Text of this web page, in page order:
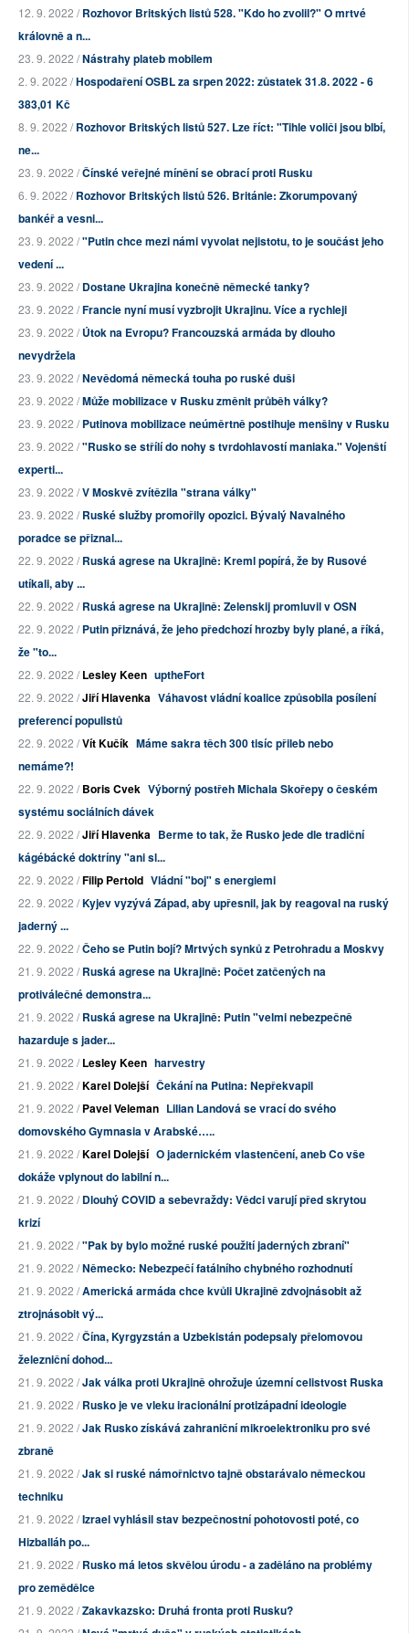
12. 9. 2022 /Rozhovor Britských listů 528. "Kdo ho zvolil?" O mrtvé
královně a n...
23. 9. 2022 /Nástrahy plateb mobilem
2. 9. 2022 /Hospodaření OSBL za srpen 2022: zůstatek 31.8. 2022 - 6
383,01 Kč
8. 9. 2022 /Rozhovor Britských listů 527. Lze říct: "Tihle voliči jsou blbí,
ne...
23. 9. 2022 /Čínské veřejné mínění se obrací proti Rusku
6. 9. 2022 /Rozhovor Britských listů 526. Británie: Zkorumpovaný
bankéř a vesni...
23. 9. 2022 /"Putin chce mezi námi vyvolat nejistotu, to je součást jeho
vedení ...
23. 9. 2022 /Dostane Ukrajina konečně německé tanky?
23. 9. 2022 /Francie nyní musí vyzbrojit Ukrajinu. Více a rychleji
23. 9. 2022 /Útok na Evropu? Francouzská armáda by dlouho
nevydržela
23. 9. 2022 /Nevědomá německá touha po ruské duši
23. 9. 2022 /Může mobilizace v Rusku změnit průběh války?
23. 9. 2022 /Putinova mobilizace neúměrtně postihuje menšiny v Rusku
23. 9. 2022 /"Rusko se střílí do nohy s tvrdohlavostí maniaka." Vojenští
experti...
23. 9. 2022 /V Moskvě zvítězila "strana války"
23. 9. 2022 /Ruské služby promořily opozici. Bývalý Navalného
poradce se přiznal...
22. 9. 2022 /Ruská agrese na Ukrajině: Kreml popírá, že by Rusové
utíkali, aby ...
22. 9. 2022 /Ruská agrese na Ukrajině: Zelenskij promluvil v OSN
22. 9. 2022 /Putin přiznává, že jeho předchozí hrozby byly plané, a říká,
že "to...
22. 9. 2022 /Lesley Keen uptheFort
22. 9. 2022 /Jiří Hlavenka Váhavost vládní koalice způsobila posílení
preferencí populistů
22. 9. 2022 /Vít Kučík Máme sakra těch 300 tisíc přileb nebo
nemáme?!
22. 9. 2022 /Boris Cvek Výborný postřeh Michala Skořepy o českém
systému sociálních dávek
22. 9. 2022 /Jiří Hlavenka Berme to tak, že Rusko jede dle tradiční
kágébácké doktríny "ani sl...
22. 9. 2022 /Filip Pertold Vládní "boj" s energiemi
22. 9. 2022 /Kyjev vyzývá Západ, aby upřesnil, jak by reagoval na ruský
jaderný ...
22. 9. 2022 /Čeho se Putin bojí? Mrtvých synků z Petrohradu a Moskvy
21. 9. 2022 /Ruská agrese na Ukrajině: Počet zatčených na
protiválečné demonstra...
21. 9. 2022 /Ruská agrese na Ukrajině: Putin "velmi nebezpečně
hazarduje s jader...
21. 9. 2022 /Lesley Keen harvestry
21. 9. 2022 /Karel Dolejší Čekání na Putina: Nepřekvapil
21. 9. 2022 /Pavel Veleman Lilian Landová se vrací do svého
domovského Gymnasia v Arabské…..
21. 9. 2022 /Karel Dolejší O jadernickém vlastenčení, aneb Co vše
dokáže vplynout do labilní n...
21. 9. 2022 /Dlouhý COVID a sebevraždy: Vědci varují před skrytou
krizí
21. 9. 2022 /"Pak by bylo možné ruské použití jaderných zbraní"
21. 9. 2022 /Německo: Nebezpečí fatálního chybného rozhodnutí
21. 9. 2022 /Americká armáda chce kvůli Ukrajině zdvojnásobit až
ztrojnásobit vý...
21. 9. 2022 /Čína, Kyrgyzstán a Uzbekistán podepsaly přelomovou
železniční dohod...
21. 9. 2022 /Jak válka proti Ukrajině ohrožuje územní celistvost Ruska
21. 9. 2022 /Rusko je ve vleku iracionální protizápadní ideologie
21. 9. 2022 /Jak Rusko získává zahraniční mikroelektroniku pro své
zbraně
21. 9. 2022 /Jak si ruské námořnictvo tajně obstarávalo německou
techniku
21. 9. 2022 /Izrael vyhlásil stav bezpečnostní pohotovosti poté, co
Hizballáh po...
21. 9. 2022 /Rusko má letos skvělou úrodu - a zaděláno na problémy
pro zemědělce
21. 9. 2022 /Zakavkazsko: Druhá fronta proti Rusku?